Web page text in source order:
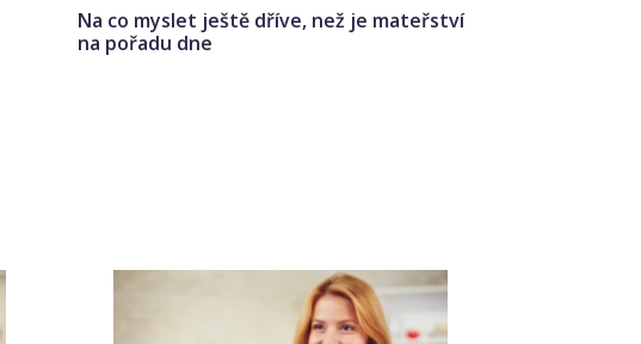
Na co myslet ještě dříve, než je mateřství
na pořadu dne